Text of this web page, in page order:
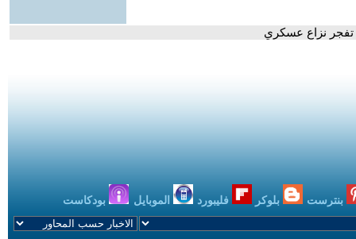
نزاع عسكري
بنترست بلوكر فليبورد الموبايل بودكاست